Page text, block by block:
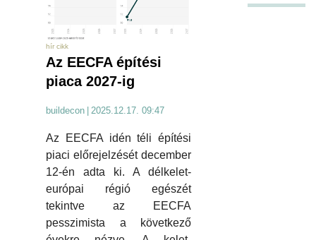
hír cikk
Az EECFA építési
piaca 2027-ig
buildecon 2025.12.17. 09:47
Az EECFA idén téli építési
piaci előrejelzését december
12-én adta ki. A délkelet-
európai régió egészét
tekintve az EECFA
pesszimista a következő